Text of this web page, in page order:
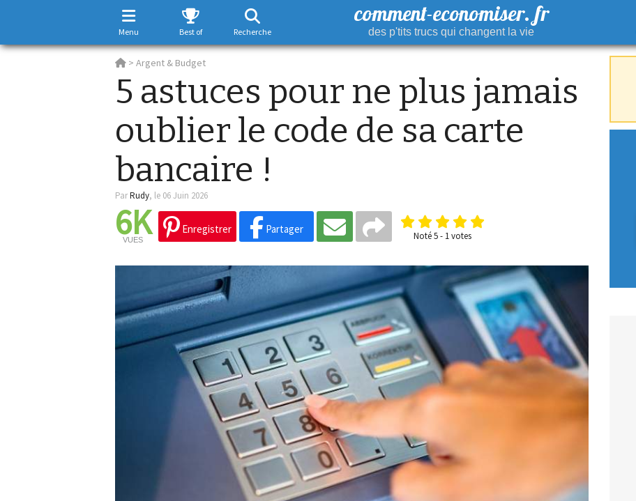
Menu Best of Recherche
comment-economiser. fr
des p'tits trucs qui changent la vie
> Argent & Budget
5 astuces pour ne plus jamais
oublier le code de sa carte
bancaire !
ParRudy, le 06 Juin 2026
6K
VUES
Enregistrer Partager
Noté5- 1 votes